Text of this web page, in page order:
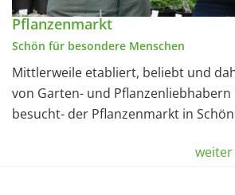
Pflanzenmarkt
Schön für besondere Menschen
Mittlerweile etabliert, beliebt und
von Garten- und
besucht- der Pflanzenmarkt in
weiter